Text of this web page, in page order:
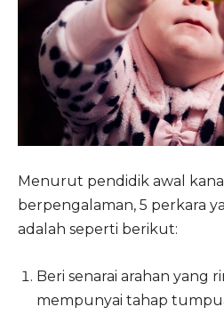
Menurut pendidik awal
berpengalaman, 5 perkara
adalah seperti berikut:
Beri senarai arahan yang
mempunyai tahap